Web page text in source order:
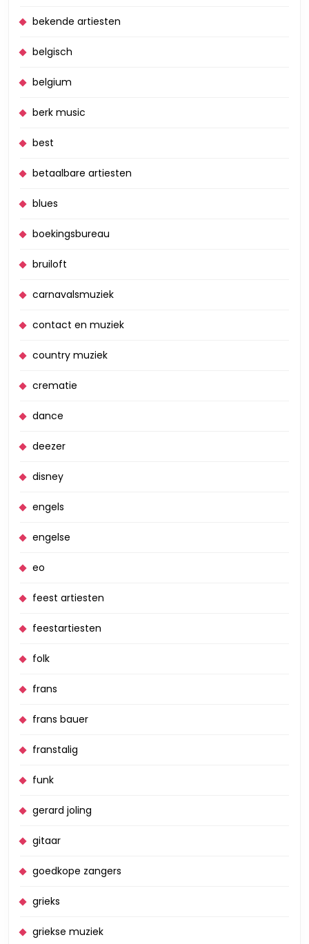
bekende artiesten
belgisch
belgium
berk music
best
betaalbare artiesten
blues
boekingsbureau
bruiloft
carnavalsmuziek
contact en muziek
country muziek
crematie
dance
deezer
disney
engels
engelse
eo
feest artiesten
feestartiesten
folk
frans
frans bauer
franstalig
funk
gerard joling
gitaar
goedkope zangers
grieks
griekse muziek